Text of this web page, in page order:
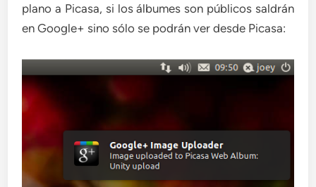
plano a Picasa, si los álbumes son públicos saldrán
en Google+ sino sólo se podrán ver desde Picasa: